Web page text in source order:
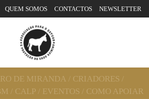
QUEM SOMOS CONTACTOS NEWSLETTER
DE MIRANDA / CRIADORES /
/ CALP / EVENTOS / COMO APOIAR